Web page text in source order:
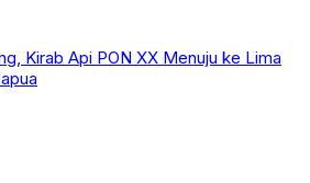
Kirab Api PON XX Menuju ke Lima